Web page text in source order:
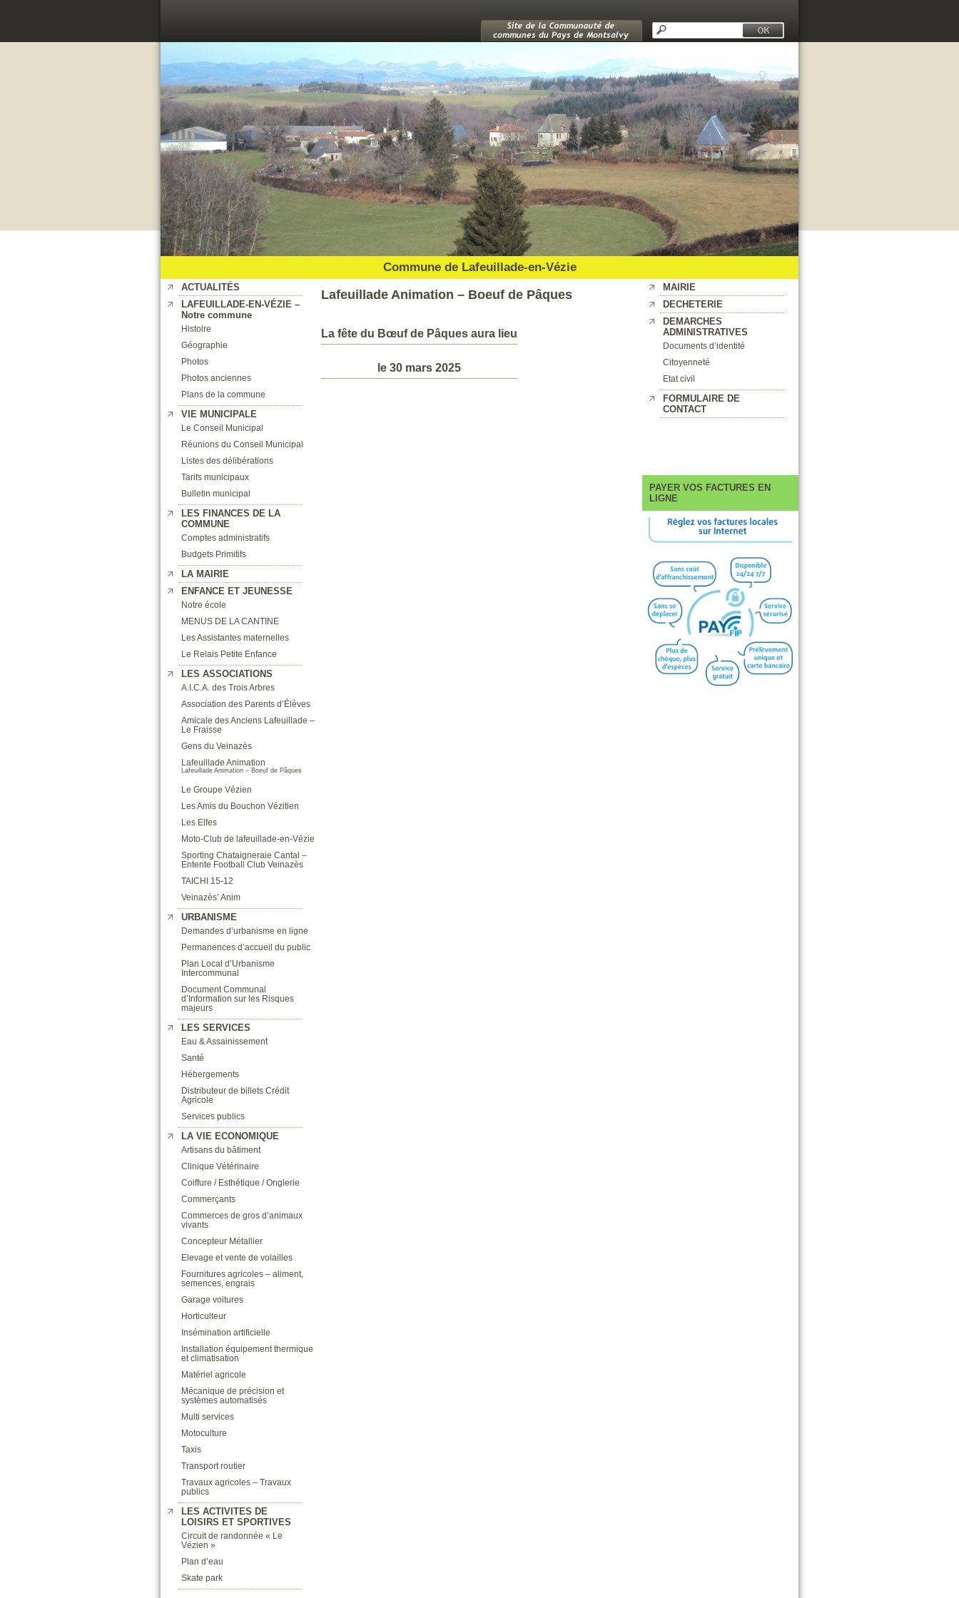
Commune de Lafeuillade-en-Vézie
MAIRIE
DECHETERIE
DEMARCHES
ADMINISTRATIVES
Documents d’identité
Citoyenneté
Etat civil
FORMULAIRE DE
CONTACT
PAYER VOS FACTURES EN
LIGNE
ACTUALITÉS
LAFEUILLADE-EN-VÉZIE –
Notre commune
Histoire
Géographie
Photos
Photos anciennes
Plans de la commune
VIE MUNICIPALE
Le Conseil Municipal
Réunions du Conseil Municipal
Listes des délibérations
Tarifs municipaux
Bulletin municipal
LES FINANCES DE LA
COMMUNE
Comptes administratifs
Budgets Primitifs
LA MAIRIE
ENFANCE ET JEUNESSE
Notre école
MENUS DE LA CANTINE
Les Assistantes maternelles
Le Relais Petite Enfance
LES ASSOCIATIONS
A.I.C.A. des Trois Arbres
Association des Parents d’Élèves
Amicale des Anciens Lafeuillade –
Le Fraisse
Gens du Veinazès
Lafeuillade Animation
Lafeuillade Animation – Boeuf de Pâques
Le Groupe Vézien
Les Amis du Bouchon Vézitien
Les Elfes
Moto-Club de lafeuillade-en-Vézie
Sporting Chataigneraie Cantal –
Entente Football Club Veinazès
TAICHI 15-12
Veinazès’ Anim
URBANISME
Demandes d’urbanisme en ligne
Permanences d’accueil du public
Plan Local d’Urbanisme
Intercommunal
Document Communal
d’Information sur les Risques
majeurs
LES SERVICES
Eau & Assainissement
Santé
Hébergements
Distributeur de billets Crédit
Agricole
Services publics
LA VIE ECONOMIQUE
Artisans du bâtiment
Clinique Vétérinaire
Coiffure / Esthétique / Onglerie
Commerçants
Commerces de gros d’animaux
vivants
Concepteur Métallier
Elevage et vente de volailles
Fournitures agricoles – aliment,
semences, engrais
Garage voitures
Horticulteur
Insémination artificielle
Installation équipement thermique
et climatisation
Matériel agricole
Mécanique de précision et
systèmes automatisés
Multi services
Motoculture
Taxis
Transport routier
Travaux agricoles – Travaux
publics
LES ACTIVITES DE
LOISIRS ET SPORTIVES
Circuit de randonnée « Le
Vézien »
Plan d’eau
Skate park
Lafeuillade Animation – Boeuf de Pâques
La fête du Bœuf de Pâques aura lieu
le 30 mars 2025